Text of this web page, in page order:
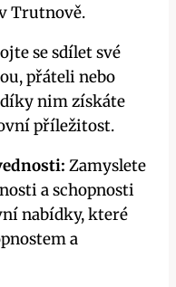
Trutnově.
se sdílet své
přáteli nebo
díky nim získáte
příležitost.
Zamyslete
a schopnosti
nabídky, které
a